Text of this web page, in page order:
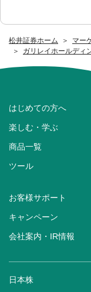
松井証券ホーム
マー
ガリレイホールディ
はじめての方へ
楽しむ・学ぶ
商品一覧
ツール
お客様サポート
キャンペーン
会社案内・IR情報
日本株